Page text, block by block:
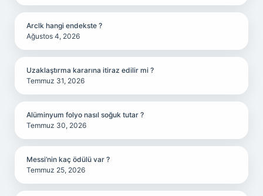
Arclk hangi endekste ?
Ağustos 4, 2026
Uzaklaştırma kararına itiraz edilir mi ?
Temmuz 31, 2026
Alüminyum folyo nasıl soğuk tutar ?
Temmuz 30, 2026
Messi’nin kaç ödülü var ?
Temmuz 25, 2026